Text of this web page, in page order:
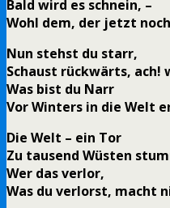
Bald wird es schnein, –
Wohl dem, der jetzt
Nun stehst du starr,
Schaust rückwärts, ach!
Was bist du Narr
Vor Winters in die Welt
Die Welt – ein Tor
Zu tausend Wüsten
Wer das verlor,
Was du verlorst, macht